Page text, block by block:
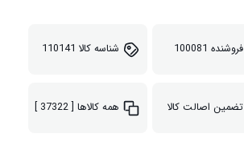
فروشنده 100081 شناسه کالا 110141
تضمین اصالت کالا همه کالاها [ 37322 ]